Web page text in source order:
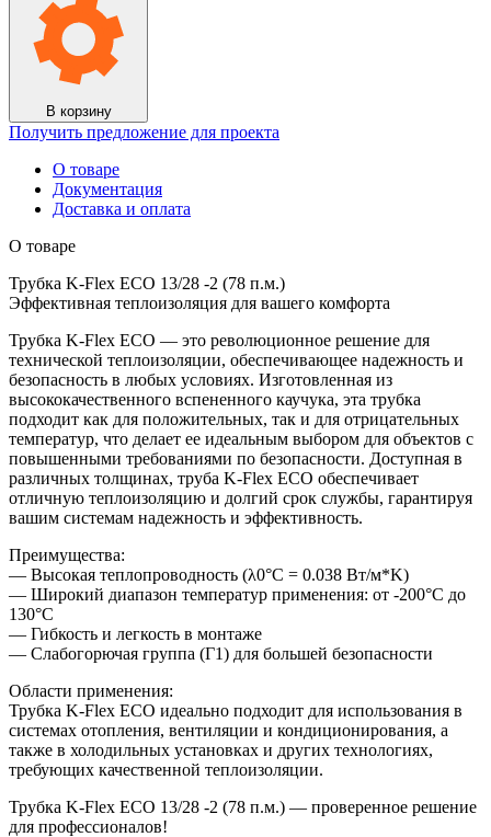
ECO
13/28
В корзину
Получить предложение для проекта
О товаре
Документация
Доставка и оплата
О товаре
Трубка K-Flex ECO 13/28 -2 (78 п.м.)
Эффективная теплоизоляция для вашего комфорта
Трубка K-Flex ECO — это революционное решение для
технической теплоизоляции, обеспечивающее надежность и
безопасность в любых условиях. Изготовленная из
высококачественного вспененного каучука, эта трубка
подходит как для положительных, так и для отрицательных
температур, что делает ее идеальным выбором для объектов с
повышенными требованиями по безопасности. Доступная в
различных толщинах, труба K-Flex ECO обеспечивает
отличную теплоизоляцию и долгий срок службы, гарантируя
вашим системам надежность и эффективность.
Преимущества:
— Высокая теплопроводность (λ0°C = 0.038 Вт/м*K)
— Широкий диапазон температур применения: от -200°C до
130°C
— Гибкость и легкость в монтаже
— Слабогорючая группа (Г1) для большей безопасности
Области применения:
Трубка K-Flex ECO идеально подходит для использования в
системах отопления, вентиляции и кондиционирования, а
также в холодильных установках и других технологиях,
требующих качественной теплоизоляции.
Трубка K-Flex ECO 13/28 -2 (78 п.м.) — проверенное решение
для профессионалов!